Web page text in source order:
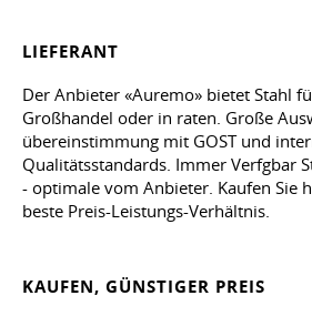
LIEFERANT
Der Anbieter «Auremo» bietet Stahl
Großhandel oder in raten. Große
übereinstimmung mit GOST und
Qualitätsstandards. Immer Verfgbar
- optimale vom Anbieter. Kaufen Sie
beste Preis-Leistungs-Verhältnis.
KAUFEN, GÜNSTIGER PREIS